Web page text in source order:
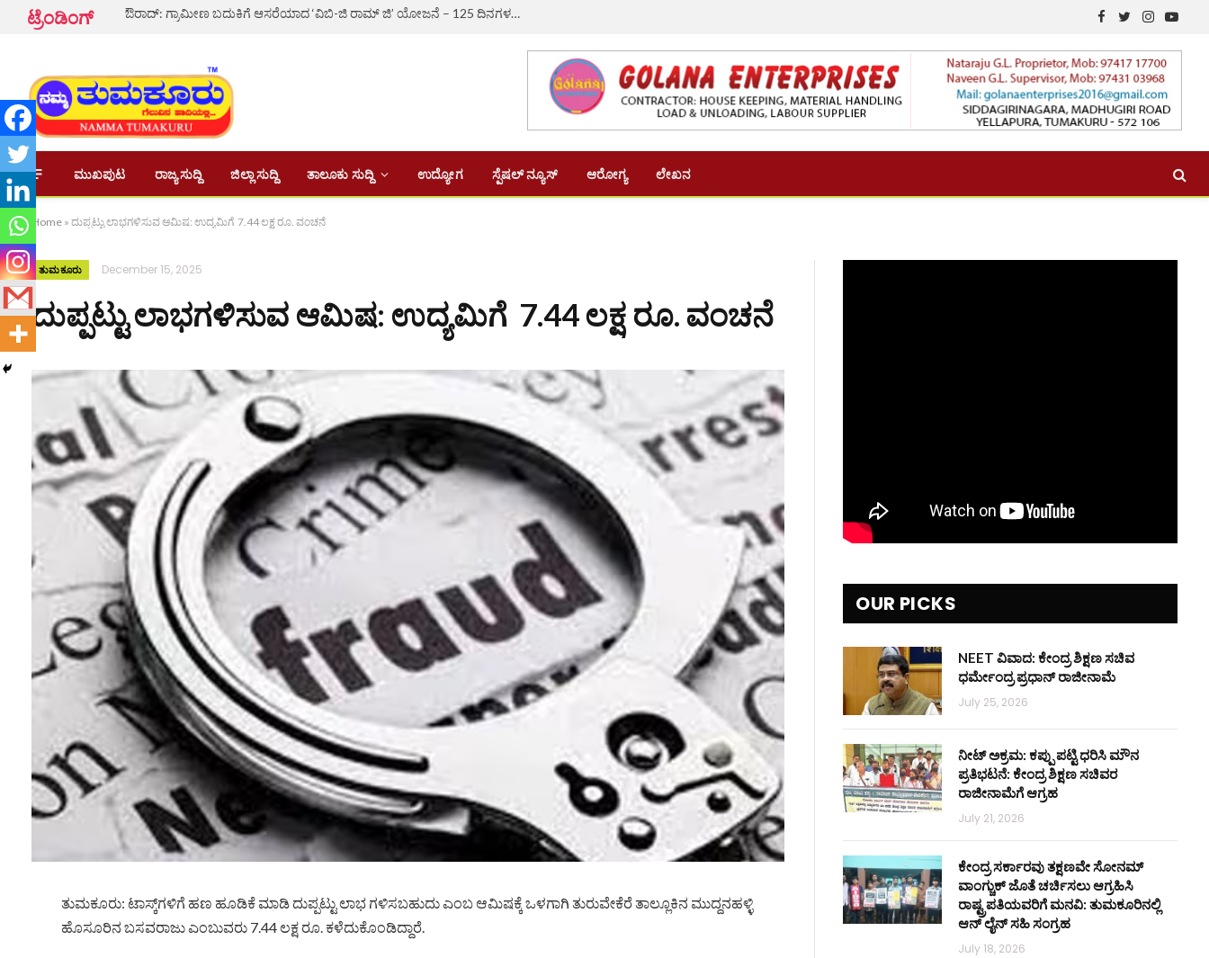
ಟ್ರೆಂಡಿಂಗ್ ಔರಾದ್: ಗ್ರಾಮೀಣ ಬದುಕಿಗೆ ಆಸರೆಯಾದ ‘ವಿಬಿ-ಜಿ ರಾಮ್ ಜಿ’ ಯೋಜನೆ – 125 ದಿನಗಳ ಉದ್ಯೋಗ, ದಿನಗೂಲಿ ₹382ಕ್ಕೆ ಏರಿಕೆ
Facebook
TwitterInstagram
ಮುಖಪುಟ ರಾಜ್ಯ ಸುದ್ದಿ ಜಿಲ್ಲಾ ಸುದ್ದಿ ತಾಲೂಕು ಸುದ್ದಿ ಉದ್ಯೋಗ ಸ್ಪೆಷಲ್ ನ್ಯೂಸ್ ಆರೋಗ್ಯ ಲೇಖನ
Home » ದುಪ್ಪಟ್ಟು ಲಾಭಗಳಿಸುವ ಆಮಿಷ: ಉದ್ಯಮಿಗೆ 7.44 ಲಕ್ಷ ರೂ. ವಂಚನೆ
ತುಮಕೂರು December 15, 2025
ದುಪ್ಪಟ್ಟು ಲಾಭಗಳಿಸುವ ಆಮಿಷ: ಉದ್ಯಮಿಗೆ 7.44 ಲಕ್ಷ ರೂ. ವಂಚನೆ
ತುಮಕೂರು: ಟಾಸ್ಕ್‌ಗಳಿಗೆ ಹಣ ಹೂಡಿಕೆ ಮಾಡಿ ದುಪ್ಪಟ್ಟು ಲಾಭ ಗಳಿಸಬಹುದು ಎಂಬ ಆಮಿಷಕ್ಕೆ ಒಳಗಾಗಿ ತುರುವೇಕೆರೆ ತಾಲ್ಲೂಕಿನ ಮುದ್ದನಹಳ್ಳಿ
ಹೊಸೂರಿನ ಬಸವರಾಜು ಎಂಬುವರು 7.44 ಲಕ್ಷ ರೂ. ಕಳೆದುಕೊಂಡಿದ್ದಾರೆ.
OUR PICKS
NEET ವಿವಾದ: ಕೇಂದ್ರ ಶಿಕ್ಷಣ ಸಚಿವ
ಧರ್ಮೇಂದ್ರ ಪ್ರಧಾನ್ ರಾಜೀನಾಮೆ
July 25, 2026
ನೀಟ್ ಅಕ್ರಮ: ಕಪ್ಪು ಪಟ್ಟಿ ಧರಿಸಿ ಮೌನ
ಪ್ರತಿಭಟನೆ: ಕೇಂದ್ರ ಶಿಕ್ಷಣ ಸಚಿವರ
ರಾಜೀನಾಮೆಗೆ ಆಗ್ರಹ
July 21, 2026
ಕೇಂದ್ರ ಸರ್ಕಾರವು ತಕ್ಷಣವೇ ಸೋನಮ್
ವಾಂಗ್ಚುಕ್ ಜೊತೆ ಚರ್ಚಿಸಲು ಆಗ್ರಹಿಸಿ
ರಾಷ್ಟ್ರಪತಿಯವರಿಗೆ ಮನವಿ: ತುಮಕೂರಿನಲ್ಲಿ
ಆನ್‌ ಲೈನ್ ಸಹಿ ಸಂಗ್ರಹ
July 18, 2026